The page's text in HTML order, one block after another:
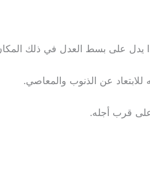
يدل على بسط العدل في ذلك
للابتعاد عن الذنوب والمعاصي.
قرب أجله.